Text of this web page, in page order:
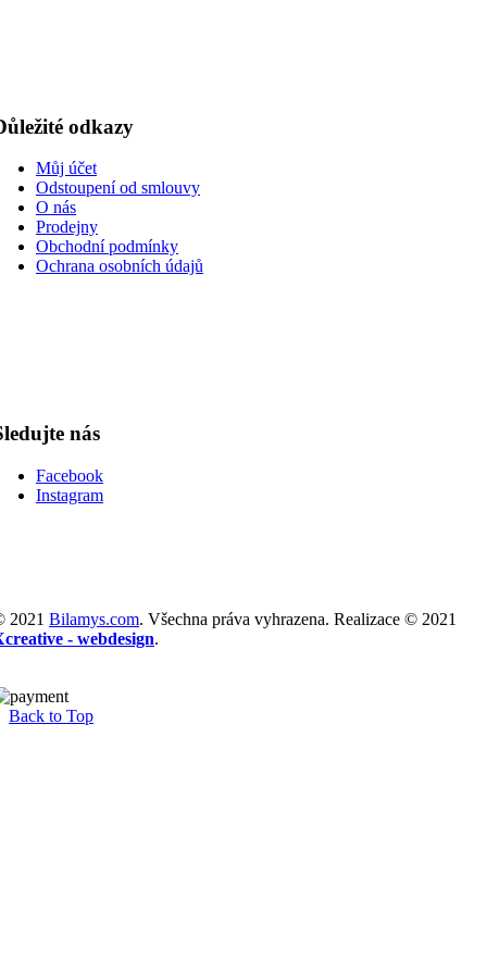
odkazy
Můj účet
Odstoupení od smlouvy
O nás
Prodejny
Obchodní podmínky
Ochrana osobních údajů
nás
Facebook
Instagram
2021 Bilamys.com. Všechna práva vyhrazena. Realizace © 2021
- webdesign.
Back to Top